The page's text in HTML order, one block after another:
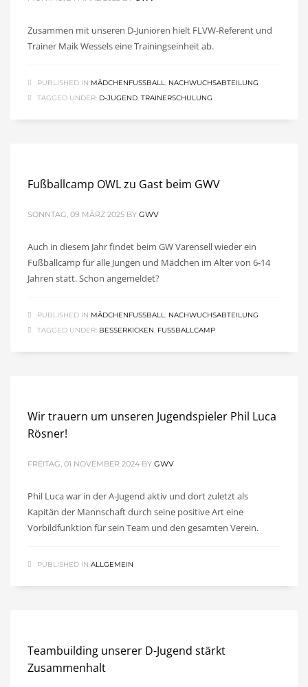
Zusammen mit unseren D-Junioren hielt FLVW-Referent und
Trainer Maik Wessels eine Trainingseinheit ab.
PUBLISHED IN MÄDCHENFUSSBALL , NACHWUCHSABTEILUNG
TAGGED UNDER: D-JUGEND, TRAINERSCHULUNG
Fußballcamp OWL zu Gast beim GWV
SONNTAG, 09 MÄRZ 2025 BY GWV
Auch in diesem Jahr findet beim GW Varensell wieder ein
Fußballcamp für alle Jungen und Mädchen im Alter von 6-14
Jahren statt. Schon angemeldet?
PUBLISHED IN MÄDCHENFUSSBALL , NACHWUCHSABTEILUNG
TAGGED UNDER: BESSERKICKEN, FUSSBALLCAMP
Wir trauern um unseren Jugendspieler Phil Luca
Rösner!
FREITAG, 01 NOVEMBER 2024 BY GWV
Phil Luca war in der A-Jugend aktiv und dort zuletzt als
Kapitän der Mannschaft durch seine positive Art eine
Vorbildfunktion für sein Team und den gesamten Verein.
PUBLISHED IN ALLGEMEIN
Teambuilding unserer D-Jugend stärkt
Zusammenhalt